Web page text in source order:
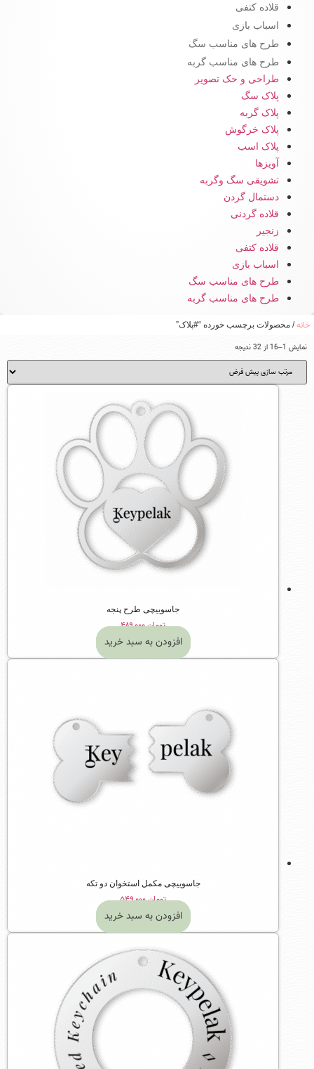
قلاده کتفی
اسباب بازی
طرح های مناسب سگ
طرح های مناسب گربه
طراحی و حک تصویر
پلاک سگ
پلاک گربه
پلاک خرگوش
پلاک اسب
آویزها
تشویقی سگ وگربه
دستمال گردن
قلاده گردنی
زنجیر
قلاده کتفی
اسباب بازی
طرح های مناسب سگ
طرح های مناسب گربه
خانه/ محصولات برچسب خورده “#پلاک”
نمایش 1–16 از 32 نتیجه
جاسوییچی طرح پنجه
تومان۴۸۹,۰۰۰
افزودن به سبد خرید
جاسوییچی مکمل استخوان دو تکه
تومان۵۴۹,۰۰۰
افزودن به سبد خرید